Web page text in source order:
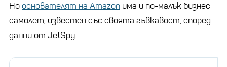
Нооснователят на Amazon има и по-малък бизнес
самолет, известен със своята гъвкавост, според
данни от JetSpy.